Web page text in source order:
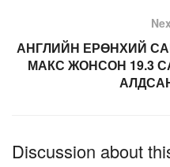
АНГЛИЙН ЕРӨНХИЙ
МАКС ЖОНСОН 19.3
Discussion about